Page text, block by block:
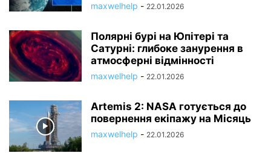
maxwelhelp - 22.01.2026
Полярні бурі на Юпітері та
Сатурні: глибоке занурення в
атмосферні відмінності
maxwelhelp - 22.01.2026
Artemis 2: NASA готується до
повернення екіпажу на Місяць
maxwelhelp - 22.01.2026